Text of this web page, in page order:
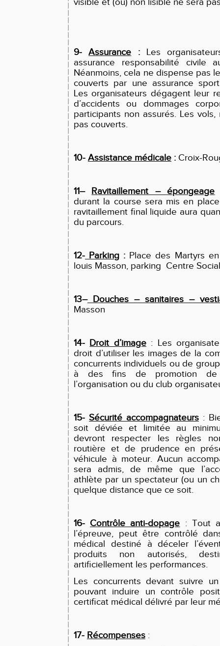
9-Assurance :Les
assurance responsabilité civile
Néanmoins, cela ne dispense pas
couverts par une assurance
Les organisateurs dégagent leur
d’accidents ou dommages
participants non assurés. Les
pas couverts.
10- Assistance médicale : Croix-
11– Ravitaillement – épongeage
durant la course sera mis en
ravitaillement final liquide aura
du parcours.
12- Parking : Place des Martyrs
louis Masson, parking Centre Social
13–Douches – sanitaires –
Masson
14- Droit d’image : Les
droit d’utiliser les images de la
concurrents individuels ou de
à des fins de promotion
l’organisation ou du club
15- Sécurité accompagnateurs :
soit déviée et limitée au
devront respecter les règles
routière et de prudence en
véhicule à moteur. Aucun
sera admis, de même que
athlète par un spectateur (ou un
quelque distance que ce soit.
16- Contrôle anti-dopage : Tout
l’épreuve, peut être contrôlé
médical destiné à déceler
produits non autorisés,
artificiellement les performances.
Les concurrents devant suivre
pouvant induire un contrôle
certificat médical délivré par leur
17- Récompenses :